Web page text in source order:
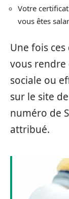
Votre
vous êtes
Une fois
vous rendre
sociale ou
sur le site
numéro de
attribué.